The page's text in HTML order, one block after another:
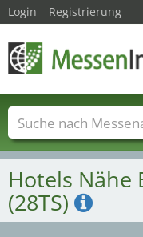
Hotels Nähe
(28TS)
Login Registrierung
Messenamen